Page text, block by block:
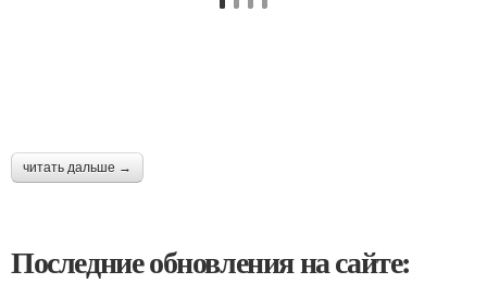
читать дальше →
Последние обновления на сайте: